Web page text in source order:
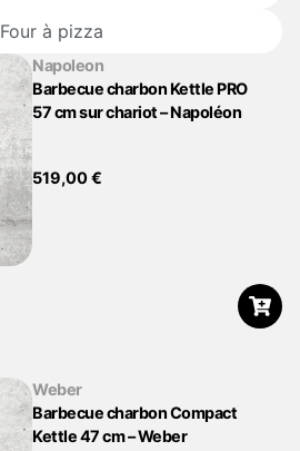
Four à pizza
Napoleon
Barbecue charbon Kettle PRO
57 cm sur chariot – Napoléon
519,00€
Weber
Barbecue charbon Compact
Kettle 47 cm – Weber